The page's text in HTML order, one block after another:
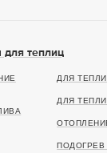
для теплиц
ДЛЯ
ДЛЯ
ПОДОГРЕВ